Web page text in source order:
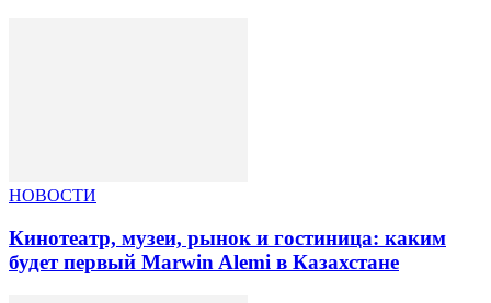
НОВОСТИ
Кинотеатр, музеи, рынок и гостиница: каким
будет первый Marwin Alemi в Казахстане